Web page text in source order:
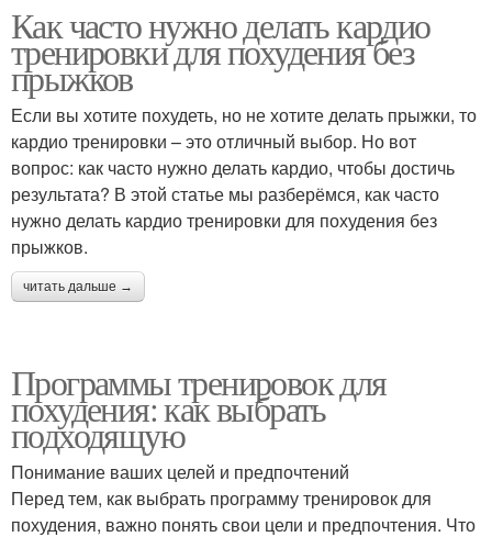
Как часто нужно делать кардио
тренировки для похудения без
прыжков
Если вы хотите похудеть, но не хотите делать прыжки, то
кардио тренировки – это отличный выбор. Но вот
вопрос: как часто нужно делать кардио, чтобы достичь
результата? В этой статье мы разберёмся, как часто
нужно делать кардио тренировки для похудения без
прыжков.
читать дальше →
Программы тренировок для
похудения: как выбрать
подходящую
Понимание ваших целей и предпочтений
Перед тем, как выбрать программу тренировок для
похудения, важно понять свои цели и предпочтения. Что